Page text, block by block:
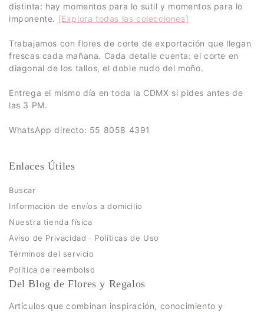
distinta: hay momentos para lo sutil y momentos para lo
imponente. [Explora todas las colecciones]
Trabajamos con flores de corte de exportación que llegan
frescas cada mañana. Cada detalle cuenta: el corte en
diagonal de los tallos, el doble nudo del moño.
Entrega el mismo día en toda la CDMX si pides antes de
las 3 PM.
WhatsApp directo: 55 8058 4391
Enlaces Útiles
Buscar
Información de envíos a domicilio
Nuestra tienda física
Aviso de Privacidad · Políticas de Uso
Términos del servicio
Política de reembolso
Del Blog de Flores y Regalos
Artículos que combinan inspiración, conocimiento y